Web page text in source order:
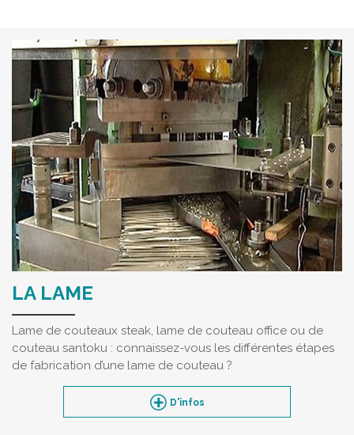
LA LAME
Lame de couteaux steak, lame de couteau office ou de
couteau santoku : connaissez-vous les différentes étapes
de fabrication d’une lame de couteau ?
D'infos